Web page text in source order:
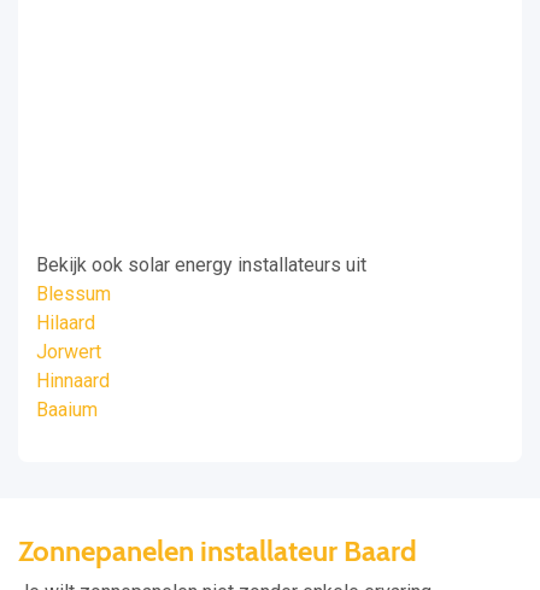
Bekijk ook solar energy installateurs uit
Blessum
Hilaard
Jorwert
Hinnaard
Baaium
Zonnepanelen installateur Baard